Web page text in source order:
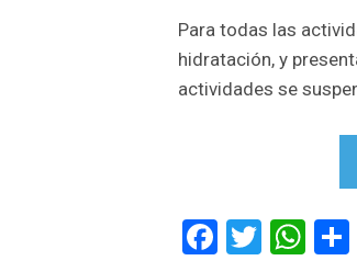
Para todas las
hidratación, y
actividades se
Facebook
Twitter